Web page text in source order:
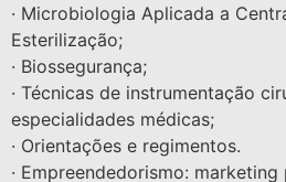
· Microbiologia Aplicada a
Esterilização;
· Biossegurança;
· Técnicas de instrumentação
especialidades médicas;
· Orientações e regimentos.
· Empreendedorismo: marketing